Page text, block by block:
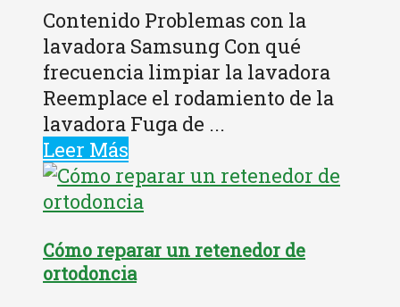
Contenido Problemas con la
lavadora Samsung Con qué
frecuencia limpiar la lavadora
Reemplace el rodamiento de la
lavadora Fuga de ...
Leer Más
Cómo reparar un retenedor de
ortodoncia